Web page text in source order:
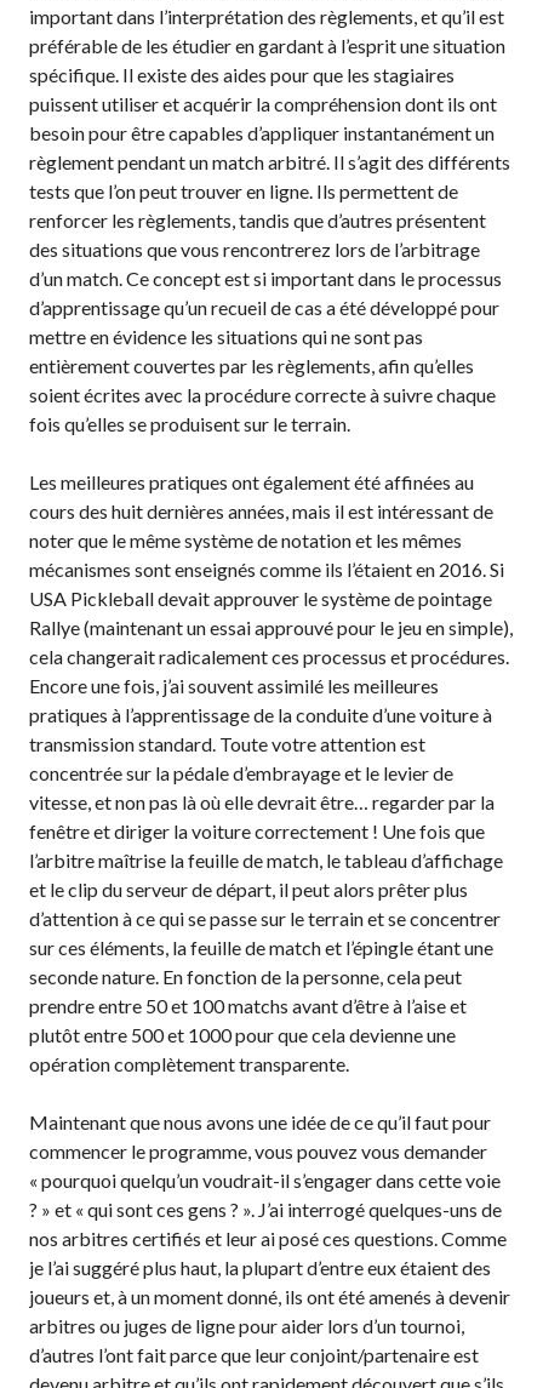
Avantages pour les
membres
Adhésion –
Renouvèlement
Questions
fréquentes
concernant l’adhésion
Recherche de
membres
d’assurance de
Pickleball Canada
Questions
fréquentes
l’assurance
Qui est assuré ?
Qu’est-ce qui est
couvert ?
Résumé de la
couverture
Ressources en
matière d’assurance
Compléments
d’assurance
Bulletins d’assurance
Partenaires nationaux
Solutions
important dans l’interprétation des règlements, et qu’il est
préférable de les étudier en gardant à l’esprit une situation
spécifique. Il existe des aides pour que les stagiaires
puissent utiliser et acquérir la compréhension dont ils ont
besoin pour être capables d’appliquer instantanément un
règlement pendant un match arbitré. Il s’agit des différents
tests que l’on peut trouver en ligne. Ils permettent de
renforcer les règlements, tandis que d’autres présentent
des situations que vous rencontrerez lors de l’arbitrage
d’un match. Ce concept est si important dans le processus
d’apprentissage qu’un recueil de cas a été développé pour
mettre en évidence les situations qui ne sont pas
entièrement couvertes par les règlements, afin qu’elles
soient écrites avec la procédure correcte à suivre chaque
fois qu’elles se produisent sur le terrain.
Les meilleures pratiques ont également été affinées au
cours des huit dernières années, mais il est intéressant de
noter que le même système de notation et les mêmes
mécanismes sont enseignés comme ils l’étaient en 2016. Si
USA Pickleball devait approuver le système de pointage
Rallye (maintenant un essai approuvé pour le jeu en simple),
cela changerait radicalement ces processus et procédures.
Encore une fois, j’ai souvent assimilé les meilleures
pratiques à l’apprentissage de la conduite d’une voiture à
transmission standard. Toute votre attention est
concentrée sur la pédale d’embrayage et le levier de
vitesse, et non pas là où elle devrait être… regarder par la
fenêtre et diriger la voiture correctement ! Une fois que
l’arbitre maîtrise la feuille de match, le tableau d’affichage
et le clip du serveur de départ, il peut alors prêter plus
d’attention à ce qui se passe sur le terrain et se concentrer
sur ces éléments, la feuille de match et l’épingle étant une
seconde nature. En fonction de la personne, cela peut
prendre entre 50 et 100 matchs avant d’être à l’aise et
plutôt entre 500 et 1000 pour que cela devienne une
opération complètement transparente.
Maintenant que nous avons une idée de ce qu’il faut pour
commencer le programme, vous pouvez vous demander
« pourquoi quelqu’un voudrait-il s’engager dans cette voie
? » et « qui sont ces gens ? ». J’ai interrogé quelques-uns de
nos arbitres certifiés et leur ai posé ces questions. Comme
je l’ai suggéré plus haut, la plupart d’entre eux étaient des
joueurs et, à un moment donné, ils ont été amenés à devenir
arbitres ou juges de ligne pour aider lors d’un tournoi,
d’autres l’ont fait parce que leur conjoint/partenaire est